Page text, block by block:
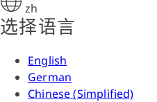
zh
选择语言
English
German
Chinese (Simplified)